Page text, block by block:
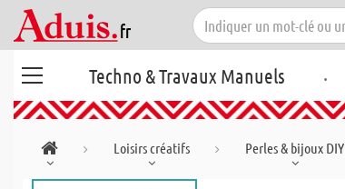
Techno & Travaux Manuels .
Loisirs créatifs Perles & bijoux DIY